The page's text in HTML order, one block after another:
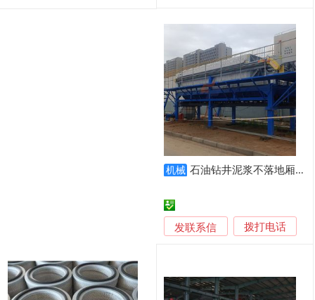
机械 石油钻井泥浆不落地厢式压滤机
发联系信 拨打电话